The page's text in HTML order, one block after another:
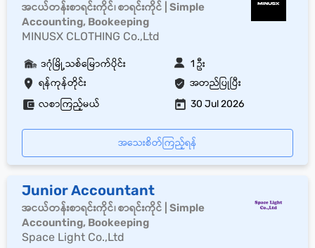
အငယ်တန်းစာရင်းကိုင်၊ စာရင်းကိုင် | Simple
Accounting, Bookeeping
MINUSX CLOTHING Co.,Ltd
ရန်ကုန်တိုင်း အတည်ပြုပြီး
ဒဂုံမြို့သစ်မြောက်ပိုင်း 1 ဦး
လစာကြည့်မယ် 30 Jul 2026
အသေးစိတ်ကြည့်ရန်
Junior Accountant
အငယ်တန်းစာရင်းကိုင်၊ စာရင်းကိုင် | Simple
Accounting, Bookeeping
Space Light Co.,Ltd